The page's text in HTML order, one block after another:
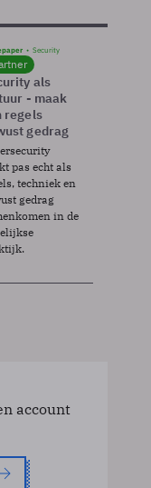
Security
als
- maak
regels
gedrag
pas echt als
techniek en
gedrag
in de
account